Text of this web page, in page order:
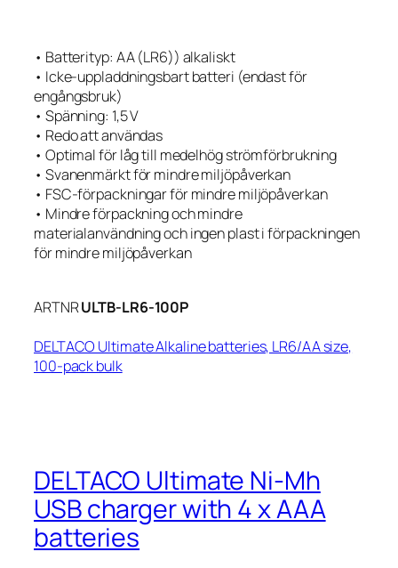
• Batterityp: AA (LR6)) alkaliskt
• Icke-uppladdningsbart batteri (endast för
engångsbruk)
• Spänning: 1,5 V
• Redo att användas
• Optimal för låg till medelhög strömförbrukning
• Svanenmärkt för mindre miljöpåverkan
• FSC-förpackningar för mindre miljöpåverkan
• Mindre förpackning och mindre
materialanvändning och ingen plast i förpackningen
för mindre miljöpåverkan
ARTNRULTB-LR6-100P
DELTACO Ultimate Alkaline batteries, LR6/AA size,
100-pack bulk
DELTACO Ultimate Ni-Mh
USB charger with 4 x AAA
batteries